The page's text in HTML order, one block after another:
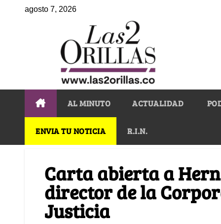
agosto 7, 2026
AL MINUTO ACTUALIDAD
ENVIA TU NOTICIA R.I.N.
Carta abierta a
director de la
Justicia